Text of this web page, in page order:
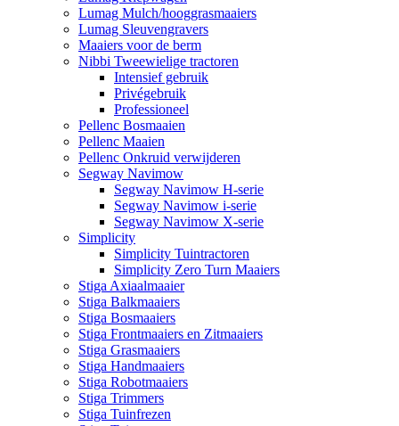
Lumag Mulch/hooggrasmaaiers
Lumag Sleuvengravers
Maaiers voor de berm
Nibbi Tweewielige tractoren
Intensief gebruik
Privégebruik
Professioneel
Pellenc Bosmaaien
Pellenc Maaien
Pellenc Onkruid verwijderen
Segway Navimow
Segway Navimow H-serie
Segway Navimow i-serie
Segway Navimow X-serie
Simplicity
Simplicity Tuintractoren
Simplicity Zero Turn Maaiers
Stiga Axiaalmaaier
Stiga Balkmaaiers
Stiga Bosmaaiers
Stiga Frontmaaiers en Zitmaaiers
Stiga Grasmaaiers
Stiga Handmaaiers
Stiga Robotmaaiers
Stiga Trimmers
Stiga Tuinfrezen